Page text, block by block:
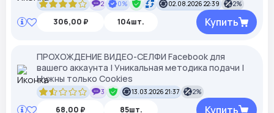
2 0% 02.08.2026 22:39 2%
306,00 ₽ 104шт. Купить
ПРОХОЖДЕНИЕ ВИДЕО-СЕЛФИ Facebook для
вашего аккаунта | Уникальная методика подачи |
Нужны только Cookies
3 13.03.2026 21:37 2%
68,00 ₽ 85шт. Купить